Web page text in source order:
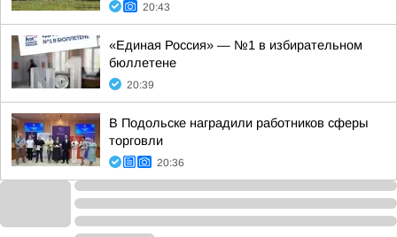
20:43
«Единая Россия» — №1 в избирательном
бюллетене
20:39
В Подольске наградили работников сферы
торговли
20:36